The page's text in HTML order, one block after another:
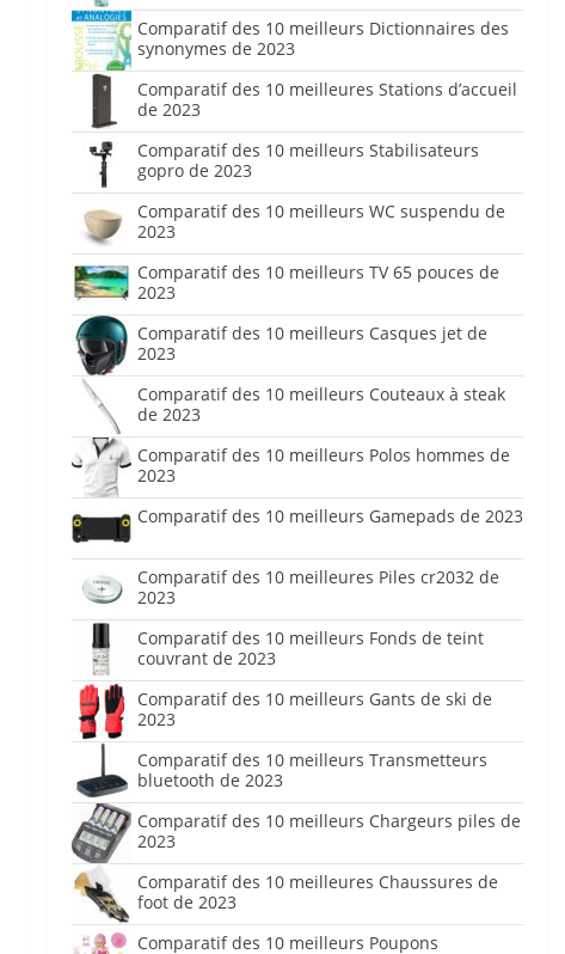
Comparatif des 10 meilleurs Dictionnaires des
synonymes de 2023
Comparatif des 10 meilleures Stations d’accueil
de 2023
Comparatif des 10 meilleurs Stabilisateurs
gopro de 2023
Comparatif des 10 meilleurs WC suspendu de
2023
Comparatif des 10 meilleurs TV 65 pouces de
2023
Comparatif des 10 meilleurs Casques jet de
2023
Comparatif des 10 meilleurs Couteaux à steak
de 2023
Comparatif des 10 meilleurs Polos hommes de
2023
Comparatif des 10 meilleurs Gamepads de 2023
Comparatif des 10 meilleures Piles cr2032 de
2023
Comparatif des 10 meilleurs Fonds de teint
couvrant de 2023
Comparatif des 10 meilleurs Gants de ski de
2023
Comparatif des 10 meilleurs Transmetteurs
bluetooth de 2023
Comparatif des 10 meilleurs Chargeurs piles de
2023
Comparatif des 10 meilleures Chaussures de
foot de 2023
Comparatif des 10 meilleurs Poupons